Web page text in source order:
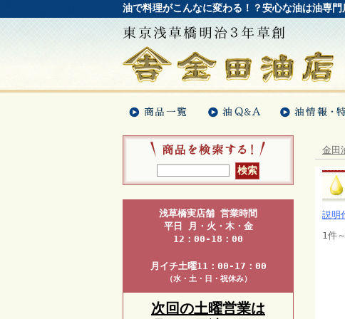
油で料理がこんなに変わる！？安心な油は油専門
浅草橋実店舗 営業時間
平日 月・火・木・金
12：00-18：00
月イチ土曜11：00-17：00
（水・土・日・祝休み）
次回の土曜営業は
金田
説明
1件